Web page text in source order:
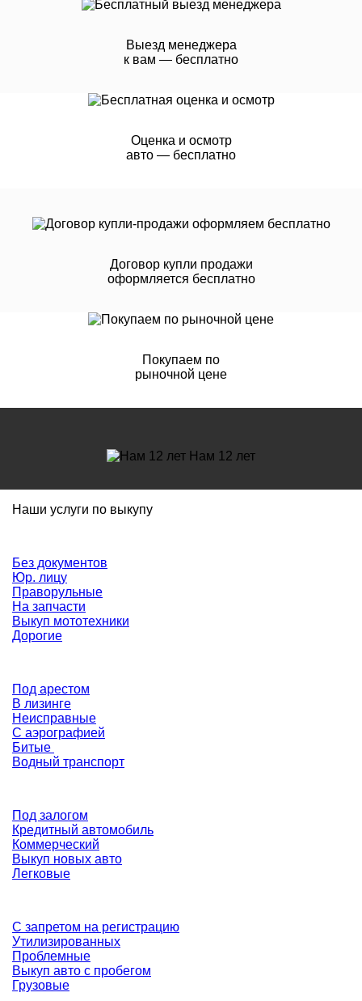
Выезд менеджера
к вам — бесплатно
Оценка и осмотр
авто — бесплатно
Договор купли продажи
оформляется бесплатно
Покупаем по
рыночной цене
Нам 12 лет
Наши услуги по выкупу
Без документов
Юр. лицу
Праворульные
На запчасти
Выкуп мототехники
Дорогие
Под арестом
В лизинге
Неисправные
С аэрографией
Битые
Водный транспорт
Под залогом
Кредитный автомобиль
Коммерческий
Выкуп новых авто
Легковые
С запретом на регистрацию
Утилизированных
Проблемные
Выкуп авто с пробегом
Грузовые